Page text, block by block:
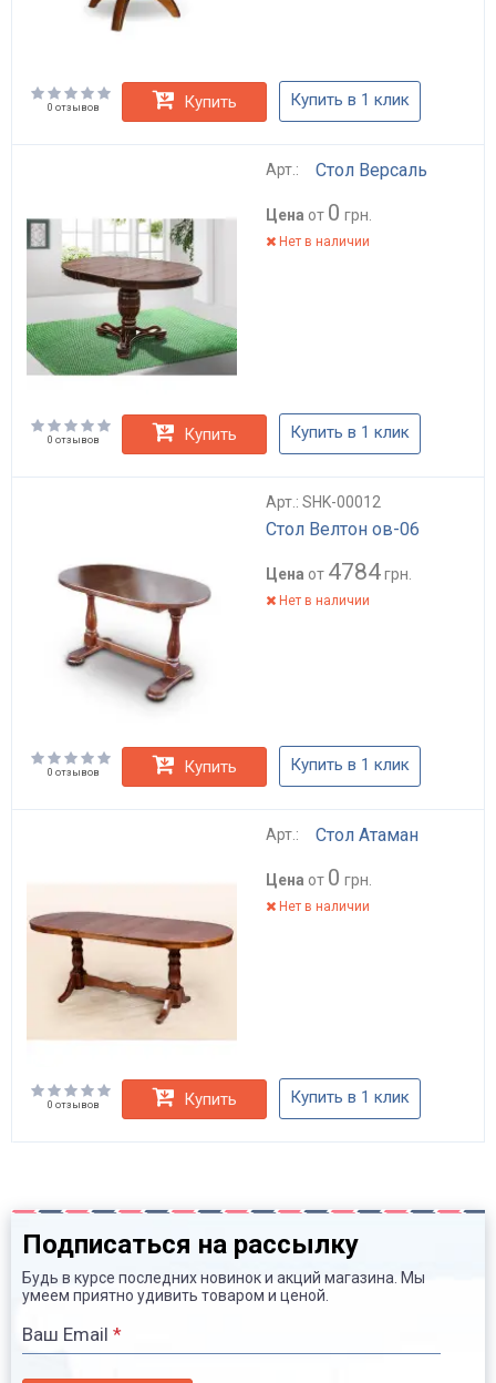
0 отзывов Купить Купить в 1 клик
Арт.: Стол Версаль
Цена от 0 грн.
Нет в наличии
0 отзывов Купить Купить в 1 клик
Арт.: SHK-00012
Стол Велтон ов-06
Цена от 4784грн.
Нет в наличии
0 отзывов Купить Купить в 1 клик
Арт.: Стол Атаман
Цена от 0 грн.
Нет в наличии
0 отзывов Купить Купить в 1 клик
Подписаться на рассылку
Будь в курсе последних новинок и акций магазина. Мы
умеем приятно удивить товаром и ценой.
Ваш Email *